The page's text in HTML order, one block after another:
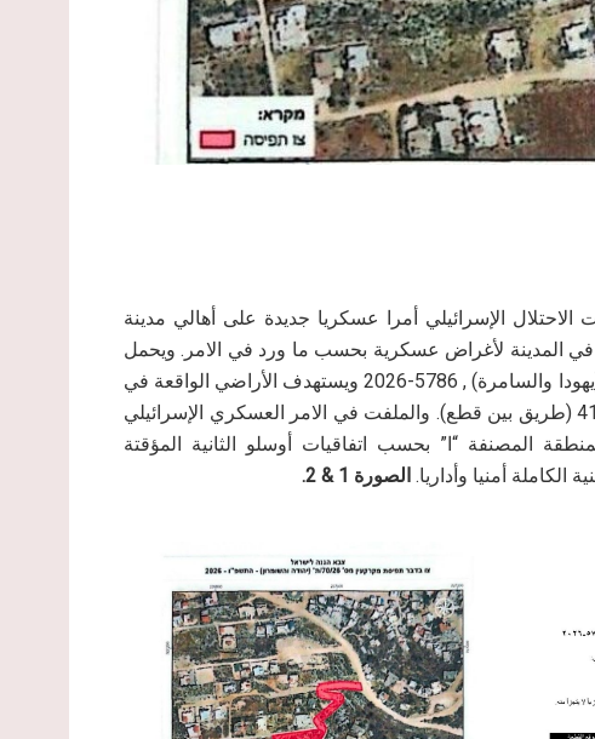
العام 2026، وزعت سلطات الاحتلال الإسرائيلي أمرا عسكريا جديدة على أهالي مدينة
الفلسطينية في المدينة لأغراض عسكرية بحسب ما ورد في الامر. ويحمل
الامر العسكري الإسرائيلي الجديد رقم 26/07/وضع اليد (يهودا والسامرة) , 5786-2026 ويستهدف الأراضي الواقعة في
الحوض رقم 20071 في القطع التي أرقامها التالي: 40 و41 (طريق بين قطع). والملفت في الامر العسكري الإسرائيلي
المصنفة “ا” بحسب اتفاقيات أوسلو الثانية المؤقتة
الصورة 1 & 2.